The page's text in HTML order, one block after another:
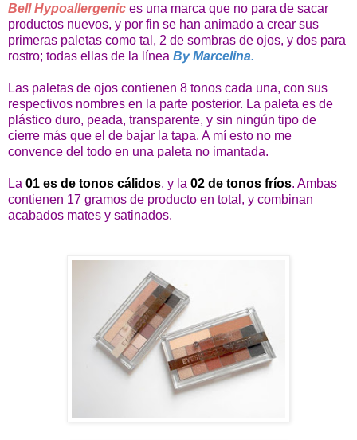
Bell Hypoallergenic es una marca que no para de sacar
productos nuevos, y por fin se han animado a crear sus
primeras paletas como tal, 2 de sombras de ojos, y dos para
rostro; todas ellas de la línea By Marcelina.
Las paletas de ojos contienen 8 tonos cada una, con sus
respectivos nombres en la parte posterior. La paleta es de
plástico duro, peada, transparente, y sin ningún tipo de
cierre más que el de bajar la tapa. A mí esto no me
convence del todo en una paleta no imantada.
La 01 es de tonos cálidos, y la 02 de tonos fríos. Ambas
contienen 17 gramos de producto en total, y combinan
acabados mates y satinados.